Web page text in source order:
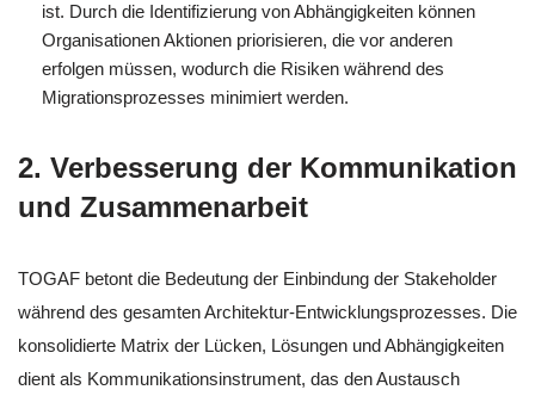
ist. Durch die Identifizierung von Abhängigkeiten können
Organisationen Aktionen priorisieren, die vor anderen
erfolgen müssen, wodurch die Risiken während des
Migrationsprozesses minimiert werden.
2. Verbesserung der Kommunikation
und Zusammenarbeit
TOGAF betont die Bedeutung der Einbindung der Stakeholder
während des gesamten Architektur-Entwicklungsprozesses. Die
konsolidierte Matrix der Lücken, Lösungen und Abhängigkeiten
dient als Kommunikationsinstrument, das den Austausch